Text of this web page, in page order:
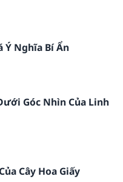
Ý Nghĩa Bí Ẩn
Góc Nhìn Của Linh
Cây Hoa Giấy